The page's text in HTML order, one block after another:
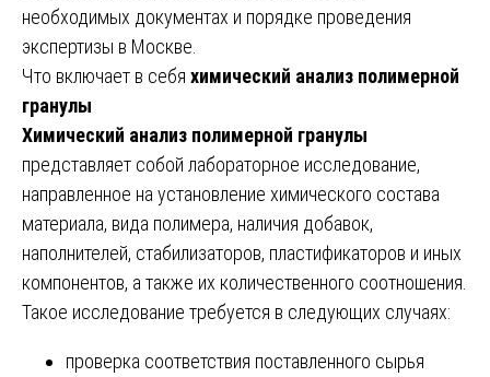
необходимых документах и порядке проведения
экспертизы в Москве.
Что включает в себя химический анализ полимерной
гранулы
Химический анализ полимерной гранулы
представляет собой лабораторное исследование,
направленное на установление химического состава
материала, вида полимера, наличия добавок,
наполнителей, стабилизаторов, пластификаторов и иных
компонентов, а также их количественного соотношения.
Такое исследование требуется в следующих случаях:
проверка соответствия поставленного сырья